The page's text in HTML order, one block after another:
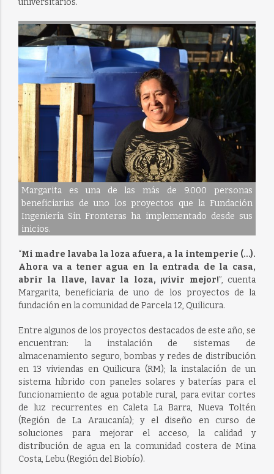
universitarios.
Margarita es una de las más de 9.000 personas
beneficiarias de uno los proyectos que la Fundación
Ingeniería Sin Fronteras ha implementado desde sus
inicios.
“Mi madre lavaba la loza afuera, a la intemperie (…).
Ahora va a tener agua en la entrada de la casa,
abrir la llave, lavar la loza, ¡vivir mejor!”, cuenta
Margarita, beneficiaria de uno de los proyectos de la
fundación en la comunidad de Parcela 12, Quilicura.
Entre algunos de los proyectos destacados de este año, se
encuentran: la instalación de sistemas de
almacenamiento seguro, bombas y redes de distribución
en 13 viviendas en Quilicura (RM); la instalación de un
sistema híbrido con paneles solares y baterías para el
funcionamiento de agua potable rural, para evitar cortes
de luz recurrentes en Caleta La Barra, Nueva Toltén
(Región de La Araucanía); y el diseño en curso de
soluciones para mejorar el acceso, la calidad y
distribución de agua en la comunidad costera de Mina
Costa, Lebu (Región del Biobío).